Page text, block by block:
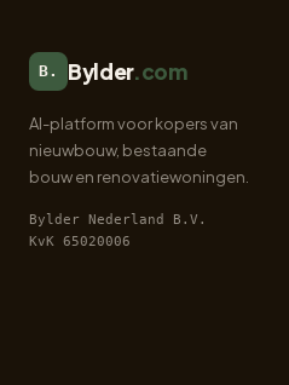
B. Bylder.com
AI-platform voor kopers van
nieuwbouw, bestaande
bouw en renovatiewoningen.
Bylder Nederland B.V.
KvK 65020006